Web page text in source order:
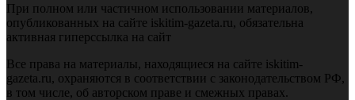
При полном или частичном использовании материалов,
опубликованных на сайте iskitim-gazeta.ru, обязательна
активная гиперссылка на сайт
Все права на материалы, находящиеся на сайте iskitim-
gazeta.ru, охраняются в соответствии с законодательством РФ,
в том числе, об авторском праве и смежных правах.